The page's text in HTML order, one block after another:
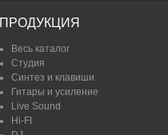
ПРОДУКЦИЯ
Весь каталог
Студия
Синтез и клавиши
Гитары и усиление
Live Sound
Hi-FI